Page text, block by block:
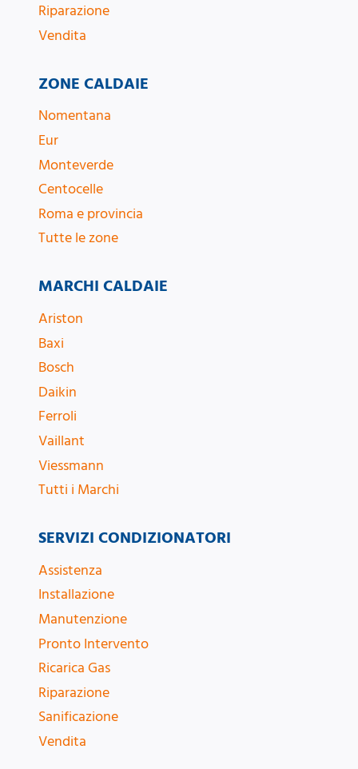
Riparazione
Vendita
ZONE CALDAIE
Nomentana
Eur
Monteverde
Centocelle
Roma e provincia
Tutte le zone
MARCHI CALDAIE
Ariston
Baxi
Bosch
Daikin
Ferroli
Vaillant
Viessmann
Tutti i Marchi
SERVIZI CONDIZIONATORI
Assistenza
Installazione
Manutenzione
Pronto Intervento
Ricarica Gas
Riparazione
Sanificazione
Vendita